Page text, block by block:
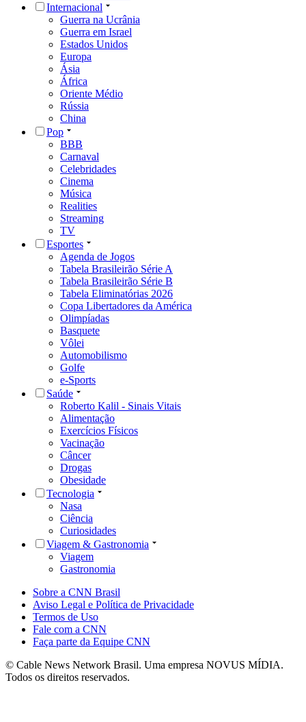
Internacional
Guerra na Ucrânia
Guerra em Israel
Estados Unidos
Europa
Ásia
África
Oriente Médio
Rússia
China
Pop
BBB
Carnaval
Celebridades
Cinema
Música
Realities
Streaming
TV
Esportes
Agenda de Jogos
Tabela Brasileirão Série A
Tabela Brasileirão Série B
Tabela Eliminatórias 2026
Copa Libertadores da América
Olimpíadas
Basquete
Vôlei
Automobilismo
Golfe
e-Sports
Saúde
Roberto Kalil - Sinais Vitais
Alimentação
Exercícios Físicos
Vacinação
Câncer
Drogas
Obesidade
Tecnologia
Nasa
Ciência
Curiosidades
Viagem & Gastronomia
Viagem
Gastronomia
Sobre a CNN Brasil
Aviso Legal e Política de Privacidade
Termos de Uso
Fale com a CNN
Faça parte da Equipe CNN
© Cable News Network Brasil. Uma empresa NOVUS MÍDIA.
Todos os direitos reservados.